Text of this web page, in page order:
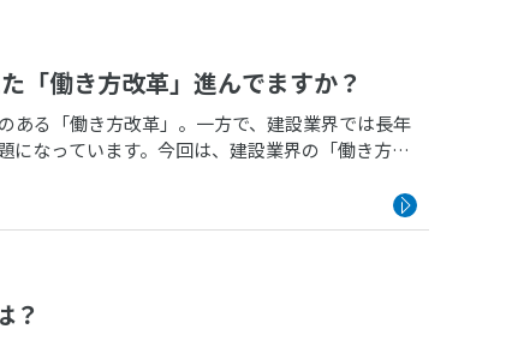
「働き方改革」進んでますか？
ある「働き方改革」。一方で、建設業界では長年
になっています。今回は、建設業界の「働き方改
？